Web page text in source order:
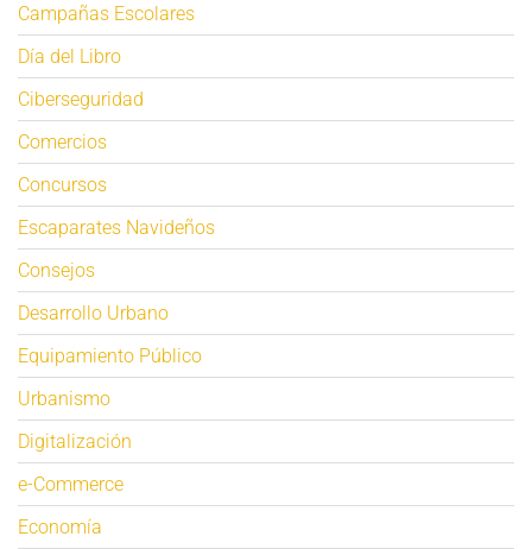
Campañas Escolares
Día del Libro
Ciberseguridad
Comercios
Concursos
Escaparates Navideños
Consejos
Desarrollo Urbano
Equipamiento Público
Urbanismo
Digitalización
e-Commerce
Economía